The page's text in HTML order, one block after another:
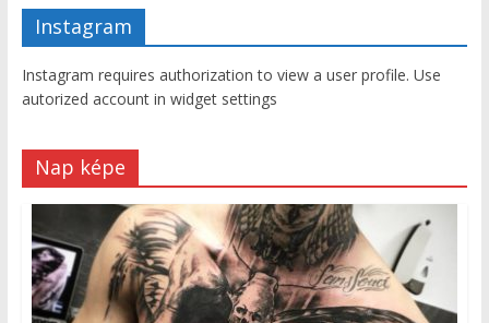
Instagram
Instagram requires authorization to view a user profile. Use
autorized account in widget settings
Nap képe